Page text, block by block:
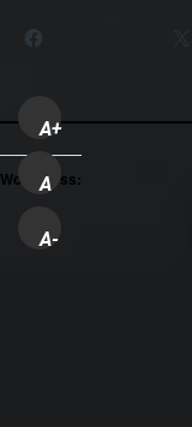
A+
A
A-
WordPress: